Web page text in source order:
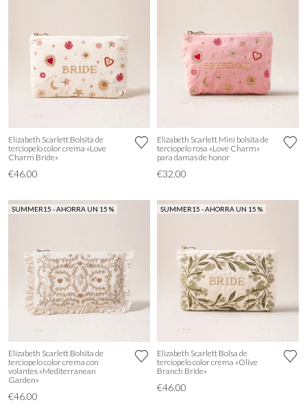
Elizabeth Scarlett Bolsita de
terciopelo color crema «Love
Charm Bride»
€46.00
Elizabeth Scarlett Mini bolsita de
terciopelo rosa «Love Charm»
para damas de honor
€32.00
SUMMER15 - AHORRA UN 15 %
Elizabeth Scarlett Bolsita de
terciopelo color crema con
volantes «Mediterranean
Garden»
€46.00
SUMMER15 - AHORRA UN 15 %
Elizabeth Scarlett Bolsa de
terciopelo color crema «Olive
Branch Bride»
€46.00